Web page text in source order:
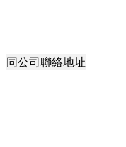
同公司聯絡地址